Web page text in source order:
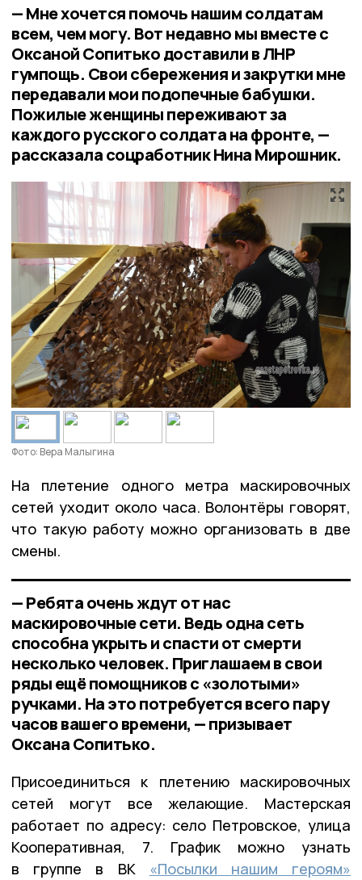
— Мне хочется помочь нашим солдатам
всем, чем могу. Вот недавно мы вместе с
Оксаной Сопитько доставили в ЛНР
гумпощь. Свои сбережения и закрутки мне
передавали мои подопечные бабушки.
Пожилые женщины переживают за
каждого русского солдата на фронте, —
рассказала соцработник Нина Мирошник.
Фото: Вера Малыгина
На плетение одного метра маскировочных
сетей уходит около часа. Волонтёры говорят,
что такую работу можно организовать в две
смены.
— Ребята очень ждут от нас
маскировочные сети. Ведь одна сеть
способна укрыть и спасти от смерти
несколько человек. Приглашаем в свои
ряды ещё помощников с «золотыми»
ручками. На это потребуется всего пару
часов вашего времени, — призывает
Оксана Сопитько.
Присоединиться к плетению маскировочных
сетей могут все желающие. Мастерская
работает по адресу: село Петровское, улица
Кооперативная, 7. График можно узнать
в группе в ВК «Посылки нашим героям»